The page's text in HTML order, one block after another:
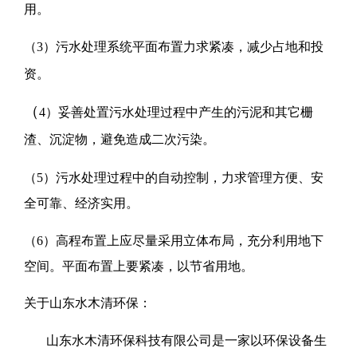
用。
（3） 污水处理系统平面布置力求紧凑，减少占地和投
资。
（4）妥善处置污水处理过程中产生的污泥和其它栅
渣、沉淀物，避免造成二次污染。
（5）污水处理过程中的自动控制，力求管理方便、安
全可靠、经济实用。
（6）高程布置上应尽量采用立体布局，充分利用地下
空间。平面布置上要紧凑，以节省用地。
关于山东水木清环保：
山东水木清环保科技有限公司是一家以环保设备生